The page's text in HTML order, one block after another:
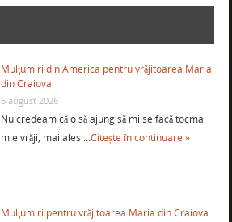
Mulţumiri din America pentru vrăjitoarea Maria
din Craiova
6 august 2026
Nu credeam că o să ajung să mi se facă tocmai
mie vrăji, mai ales …Citește în continuare »
Mulţumiri pentru vrăjitoarea Maria din Craiova